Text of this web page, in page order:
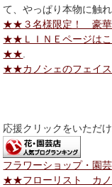
て、やっぱり本物に触
★★３名様限定！ 豪華
★★ＬＩＮＥページは
★★.
★★カノシェのフェイ
応援クリックをいただ
フラワーショップ・園
★★フローリスト カノ